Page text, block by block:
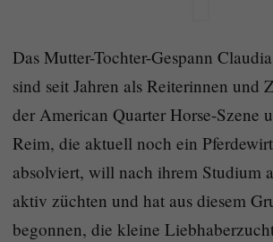
Das Mutter-Tochter-Gespann
sind seit Jahren als Reiterinnen und
der American Quarter Horse-Szene
Reim, die aktuell noch ein
absolviert, will nach ihrem Studium
aktiv züchten und hat aus diesem
begonnen, die kleine